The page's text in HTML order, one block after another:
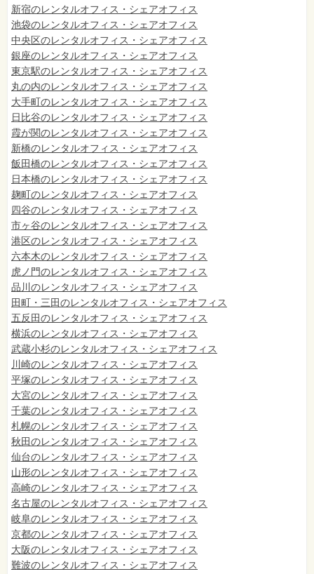
新宿のレンタルオフィス・シェアオフィス
池袋のレンタルオフィス・シェアオフィス
中央区のレンタルオフィス・シェアオフィス
銀座のレンタルオフィス・シェアオフィス
東京駅のレンタルオフィス・シェアオフィス
丸の内のレンタルオフィス・シェアオフィス
大手町のレンタルオフィス・シェアオフィス
日比谷のレンタルオフィス・シェアオフィス
霞が関のレンタルオフィス・シェアオフィス
新橋のレンタルオフィス・シェアオフィス
飯田橋のレンタルオフィス・シェアオフィス
日本橋のレンタルオフィス・シェアオフィス
麹町のレンタルオフィス・シェアオフィス
四谷のレンタルオフィス・シェアオフィス
市ヶ谷のレンタルオフィス・シェアオフィス
港区のレンタルオフィス・シェアオフィス
六本木のレンタルオフィス・シェアオフィス
虎ノ門のレンタルオフィス・シェアオフィス
品川のレンタルオフィス・シェアオフィス
田町・三田のレンタルオフィス・シェアオフィス
五反田のレンタルオフィス・シェアオフィス
横浜のレンタルオフィス・シェアオフィス
武蔵小杉のレンタルオフィス・シェアオフィス
川崎のレンタルオフィス・シェアオフィス
平塚のレンタルオフィス・シェアオフィス
大宮のレンタルオフィス・シェアオフィス
千葉のレンタルオフィス・シェアオフィス
札幌のレンタルオフィス・シェアオフィス
秋田のレンタルオフィス・シェアオフィス
仙台のレンタルオフィス・シェアオフィス
山形のレンタルオフィス・シェアオフィス
高崎のレンタルオフィス・シェアオフィス
名古屋のレンタルオフィス・シェアオフィス
岐阜のレンタルオフィス・シェアオフィス
京都のレンタルオフィス・シェアオフィス
大阪のレンタルオフィス・シェアオフィス
難波のレンタルオフィス・シェアオフィス